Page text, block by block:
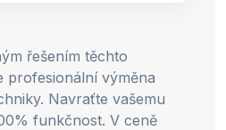
řešením těchto
profesionální výměna
Navraťte vašemu
funkčnost. V ceně